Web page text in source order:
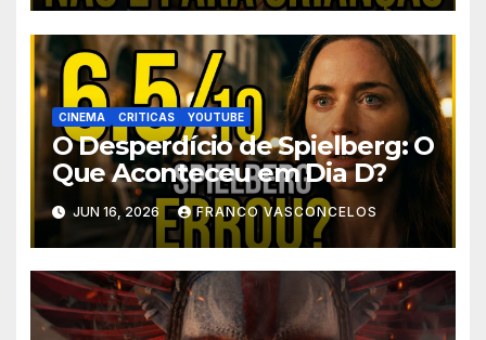
CINEMA CRITICAS YOUTUBE
O Desperdício de Spielberg: O
Que Aconteceu em Dia D?
JUN 16, 2026 FRANCO VASCONCELOS